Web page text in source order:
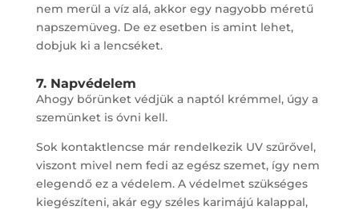
nem merül a víz alá, akkor egy nagyobb méretű
napszemüveg. De ez esetben is amint lehet,
dobjuk ki a lencséket.
7. Napvédelem
Ahogy bőrünket védjük a naptól krémmel, úgy a
szemünket is óvni kell.
Sok kontaktlencse már rendelkezik UV szűrővel,
viszont mivel nem fedi az egész szemet, így nem
elegendő ez a védelem. A védelmet szükséges
kiegészíteni, akár egy széles karimájú kalappal,